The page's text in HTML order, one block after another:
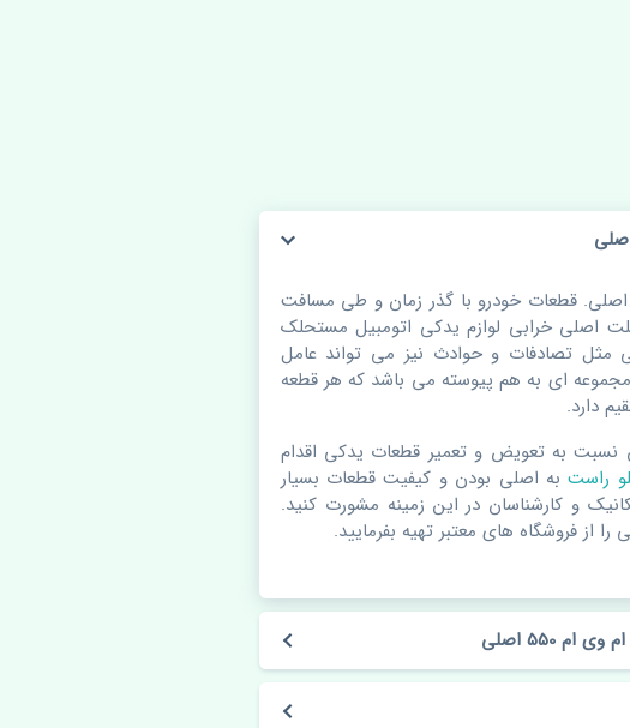
قفل درب جلو راست ام وی ام 550 اصلی. قطعات خودرو با گذر زمان و طی مسافت
اصلی خرابی لوازم یدکی اتومبیل مستحلک
مثل تصادفات و حوادث نیز می تواند عامل
ای به هم پیوسته می باشد که هر قطعه
دارد.
نسبت به تعویض و تعمیر قطعات یدکی اقدام
راست به اصلی بودن و کیفیت قطعات بسیار
و کارشناسان در این زمینه مشورت کنید.
از فروشگاه های معتبر تهیه بفرمایید.
550 اصلی